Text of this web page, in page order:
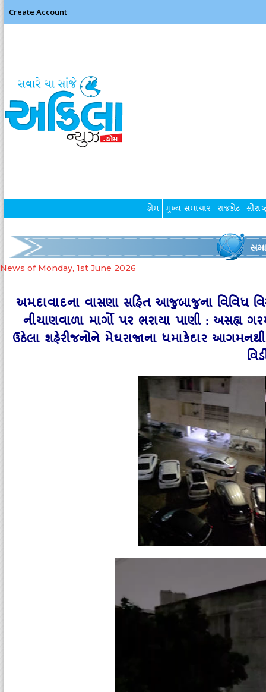
Create Account
હોમ મુખ્ય સમાચાર રાજકોટ
News of Monday, 1st June 2026
અમદાવાદના વાસણા સહિત આજુબાજુના વિવિધ
નીચાણવાળા માર્ગો પર ભરાયા પાણી : અસહ્ય
ઉઠેલા શહેરીજનોને મેઘરાજાના ધમાકેદાર